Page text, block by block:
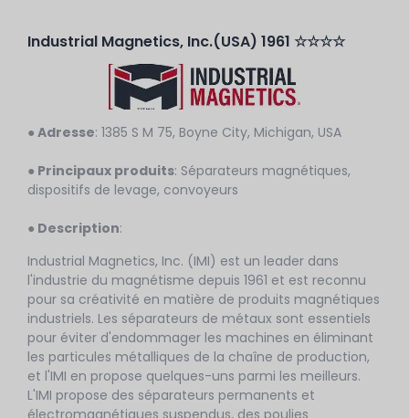
Industrial Magnetics, Inc.(USA) 1961 ☆☆☆☆
● Adresse: 1385 S M 75, Boyne City, Michigan, USA
● Principaux produits: Séparateurs magnétiques,
dispositifs de levage, convoyeurs
● Description:
Industrial Magnetics, Inc. (IMI) est un leader dans
l'industrie du magnétisme depuis 1961 et est reconnu
pour sa créativité en matière de produits magnétiques
industriels. Les séparateurs de métaux sont essentiels
pour éviter d'endommager les machines en éliminant
les particules métalliques de la chaîne de production,
et l'IMI en propose quelques-uns parmi les meilleurs.
L'IMI propose des séparateurs permanents et
électromagnétiques suspendus, des poulies